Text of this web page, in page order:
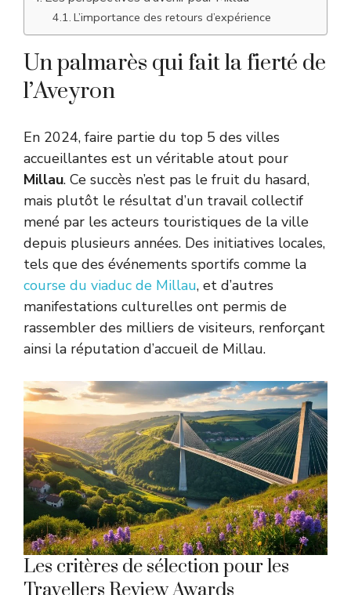
L’importance des retours d’expérience
Un palmarès qui fait la fierté de
l’Aveyron
En 2024, faire partie du top 5 des villes
accueillantes est un véritable atout pour
Millau. Ce succès n’est pas le fruit du hasard,
mais plutôt le résultat d’un travail collectif
mené par les acteurs touristiques de la ville
depuis plusieurs années. Des initiatives locales,
tels que des événements sportifs comme la
course du viaduc de Millau, et d’autres
manifestations culturelles ont permis de
rassembler des milliers de visiteurs, renforçant
ainsi la réputation d’accueil de Millau.
Les critères de sélection pour les
Travellers Review Awards